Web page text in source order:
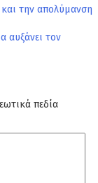
και την απολύμανση
αυξάνει τον
πεδία